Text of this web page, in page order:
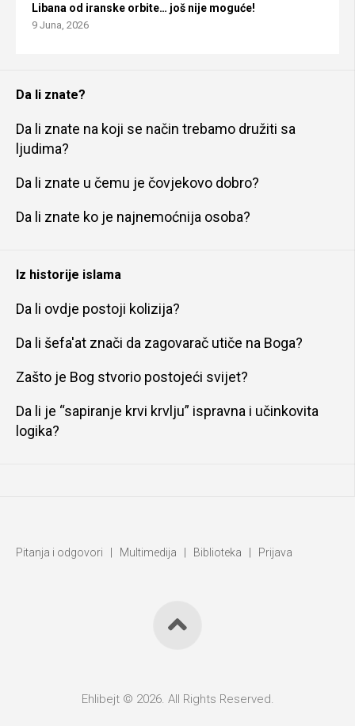
Libana od iranske orbite… još nije moguće!
9 Juna, 2026
Da li znate?
Da li znate na koji se način trebamo družiti sa
ljudima?
Da li znate u čemu je čovjekovo dobro?
Da li znate ko je najnemoćnija osoba?
Iz historije islama
Da li ovdje postoji kolizija?
Da li šefa'at znači da zagovarač utiče na Boga?
Zašto je Bog stvorio postojeći svijet?
Da li je “sapiranje krvi krvlju” ispravna i učinkovita
logika?
Pitanja i odgovori Multimedija Biblioteka Prijava
Ehlibejt © 2026. All Rights Reserved.